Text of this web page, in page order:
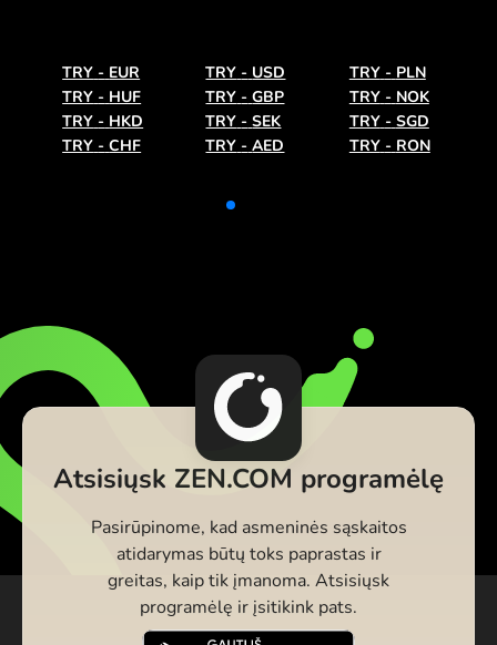
TRY - EUR TRY - USD TRY - PLN
TRY - HUF TRY - GBP TRY - NOK
TRY - HKD TRY - SEK TRY - SGD
TRY - CHF TRY - AED TRY - RON
Atsisiųsk ZEN.COM programėlę
Pasirūpinome, kad asmeninės sąskaitos
atidarymas būtų toks paprastas ir
greitas, kaip tik įmanoma. Atsisiųsk
programėlę ir įsitikink pats.